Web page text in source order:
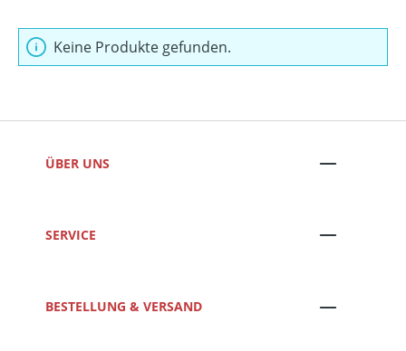
Keine Produkte gefunden.
ÜBER UNS
SERVICE
BESTELLUNG & VERSAND